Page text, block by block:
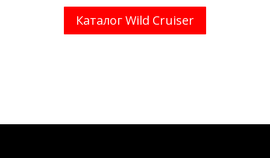
Каталог Wild Cruiser